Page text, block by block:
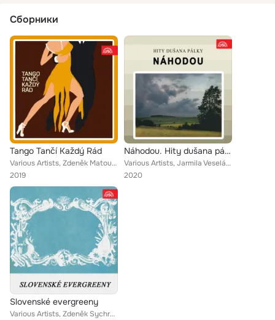
Сборники
Tango Tančí Každý Rád
Various Artists, Zdeněk Matouš, Libuše Cincibusová, Smyčcový orchestr Antonína Ulricha, Josef Venclů, Josef Venclů se svým orche...
2019
Náhodou. Hity dušana pálky
Various Artists, Jarmila Veselá, Josef Zíma, Yvetta Simonová, Bea Littmannová, Jana Petrů, Marta Kubišová, Eva Kostolányiová, Ka...
2020
Slovenské evergreeny
Various Artists, Zdeněk Sychra, Viliam Sobolič, Melánia Olláryová, František Krištof Veselý, Jiří Štědroň, Gabriela Hermelyová, ...